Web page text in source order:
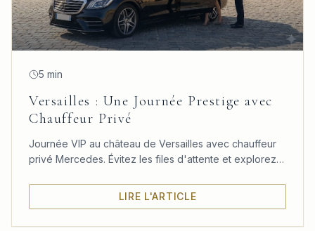
5 min
Versailles : Une Journée Prestige avec
Chauffeur Privé
Journée VIP au château de Versailles avec chauffeur
privé Mercedes. Évitez les files d'attente et explorez
LIRE L'ARTICLE